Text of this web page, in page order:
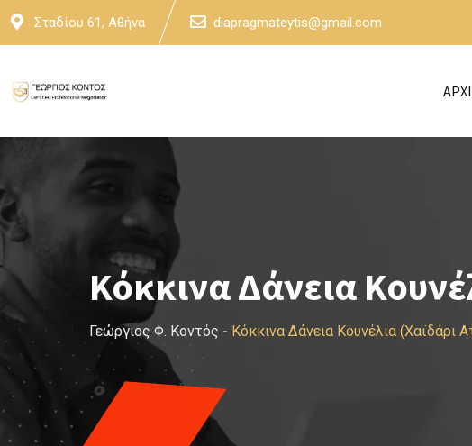
Skip
Σταδίου 61, Αθήνα diapragmateytis@gmail.com
Κόκκινα Δάνεια
Γεώργιος Φ. Κοντός - Κόκκινα Δάνεια Κουνέλια (Χαϊδάρι